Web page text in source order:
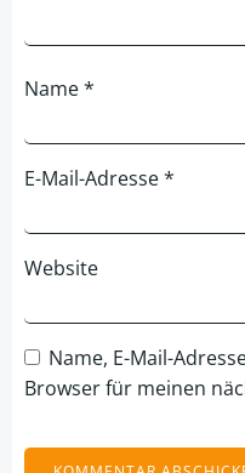
Name*
E-Mail-Adresse*
Website
Name, E-Mail-
Browser für meinen